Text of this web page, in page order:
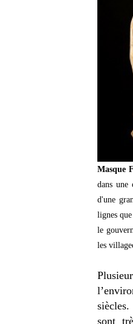
Masque
dans une
d'une
lignes
le
les
sont